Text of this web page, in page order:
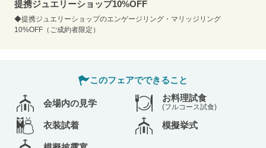
提携ジュエリーショップ10%OFF
◆提携ジュエリーショップのエンゲージリング・マリッジリング
10%OFF（ご成約者限定）
このフェアでできること
会場内の見学
お料理試食
(フルコース試食)
衣装試着 模擬挙式